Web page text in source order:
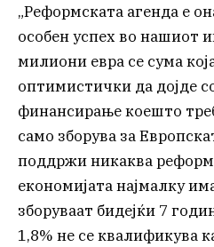
„Реформската агенда е
особен успех во нашиот
милиони евра се сума
оптимистички да дојде
финансирање коешто
само зборува за
поддржи никаква
економијата најмалку
зборуваат бидејќи 7
1,8% не се квалификува